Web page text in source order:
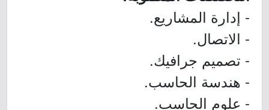
- إدارة المشاريع.
- الاتصال.
- تصميم جرافيك.
- هندسة الحاسب.
- علوم الحاسب.